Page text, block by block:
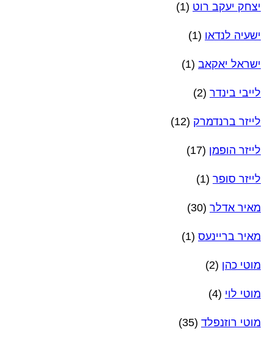
יצחק יעקב רוט (1)
ישעיה לנדאו (1)
ישראל יאקאב (1)
לייבי בינדר (2)
לייזר ברנדמרק (12)
לייזר הופמן (17)
לייזר סופר (1)
מאיר אדלר (30)
מאיר בריינעס (1)
מוטי כהן (2)
מוטי לוי (4)
מוטי רוזנפלד (35)